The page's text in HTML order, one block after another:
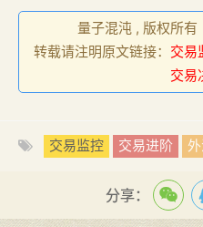
量子混沌 , 版权所有
转载请注明原文链接： 交易
交易
交易监控 交易进阶
分享：